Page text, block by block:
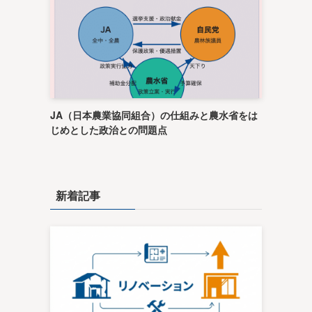
JA（日本農業協同組合）の仕組みと農水省をは
じめとした政治との問題点
新着記事